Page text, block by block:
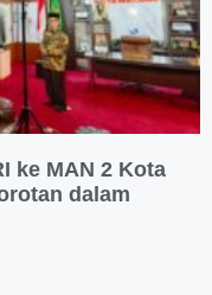
ke MAN 2 Kota
dalam